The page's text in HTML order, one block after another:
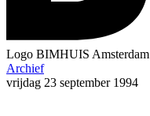
Logo BIMHUIS Amsterdam
Archief
vrijdag 23 september 1994